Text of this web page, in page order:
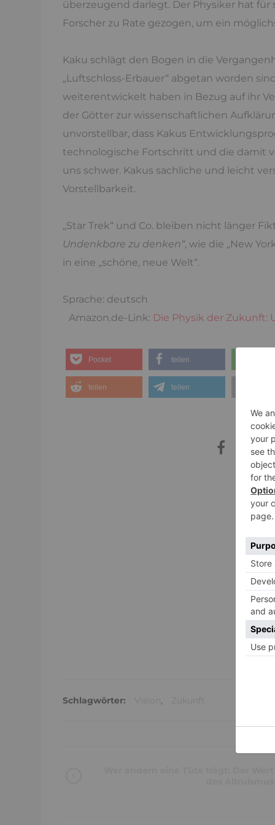
überzeugend darlegt. Der Physiker hat
Forscher zu Rate gezogen, um ein
Kaku schlägt den Bogen in die
„Luftschloss-Erbauer“ abgetan worden
weiterentwickelt haben in Bezug auf ihr
der Götter zur wissenschaftlichen
unvorstellbar, dass Kakus
technologische Fortschritt und die damit
uns schwer. Kakus sachliche und leicht
Vorstellbarkeit.
„Star Trek“ und Co. bleiben nicht länger
Undenkbare zu denken“, wie die „New
in eine „schöne, neue Welt“.
Sprache: deutsch
Amazon.de-Link: Die Physik der Zukunft:
Pocket teilen
teilen teilen
Schlagwörter: ,